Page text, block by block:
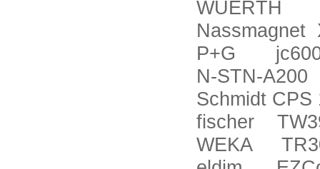
WUERTH
Nassmagnet
P+G jc6000-
N-STN-A200
Schmidt CPS
fischer
WEKA